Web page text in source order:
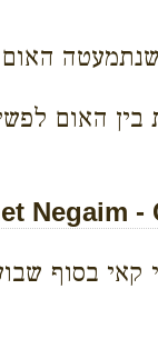
האום
האום
Negaim -
בסוף